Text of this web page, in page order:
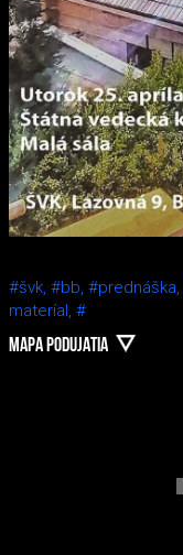
#švk, #bb, #prednáška,
materíal, #
MAPA PODUJATIA